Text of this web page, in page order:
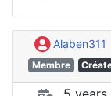
Alaben311
Membre